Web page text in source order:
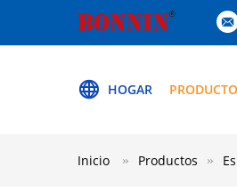
HOGAR
Inicio Productos